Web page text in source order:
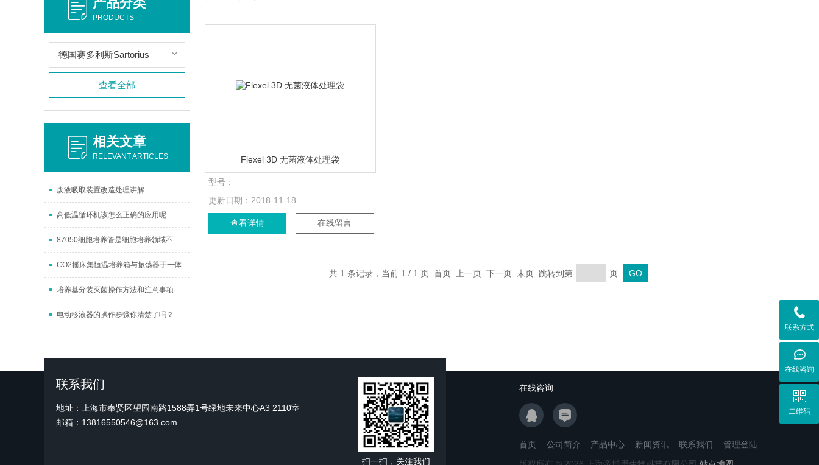
PRODUCTS
德国赛多利斯Sartorius
查看全部
相关文章
RELEVANT ARTICLES
废液吸取装置改造处理讲解
高低温循环机该怎么正确的应用呢
87050细胞培养管是细胞培养领域不可少的重要工具
CO2摇床集恒温培养箱与振荡器于一体
培养基分装灭菌操作方法和注意事项
电动移液器的操作步骤你清楚了吗？
Flexel 3D 无菌液体处理袋
型号：
更新日期： 2018-11-18
查看详情 在线留言
共 1 条记录，当前 1 / 1 页 首页 上一页 下一页 末页 跳转到第 页
联系我们
地址：上海市奉贤区望园南路1588弄1号绿地未来中心A3 2110室
邮箱：13816550546@163.com
扫一扫，关注我们
在线咨询
首页 公司简介 产品中心 新闻资讯 联系我们
管理登陆
联系方式
在线咨询
二维码